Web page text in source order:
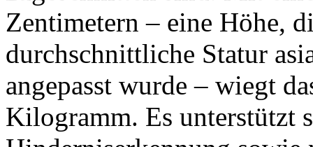
Zentimetern – eine Höhe,
durchschnittliche Statur
angepasst wurde – wiegt
Kilogramm. Es unterstützt